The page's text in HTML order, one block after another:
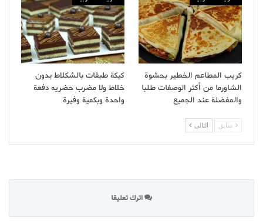
كريب المطاعم الخطير بحشوة
الشاورما من أكثر الوصفات طلبا
والمفضلة عند الجميع
كيكة طبقات بالشكلاط بدون
خلاط ولا مضرب حضريه دفعة
واحدة وبكمية وفيرة
سابق التالى
اترك تعليقا